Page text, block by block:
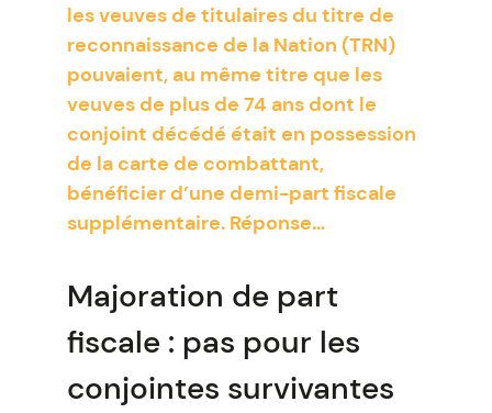
les veuves de titulaires du titre de
reconnaissance de la Nation (TRN)
pouvaient, au même titre que les
veuves de plus de 74 ans dont le
conjoint décédé était en possession
de la carte de combattant,
bénéficier d’une demi-part fiscale
supplémentaire. Réponse…
Majoration de part
fiscale : pas pour les
conjointes survivantes